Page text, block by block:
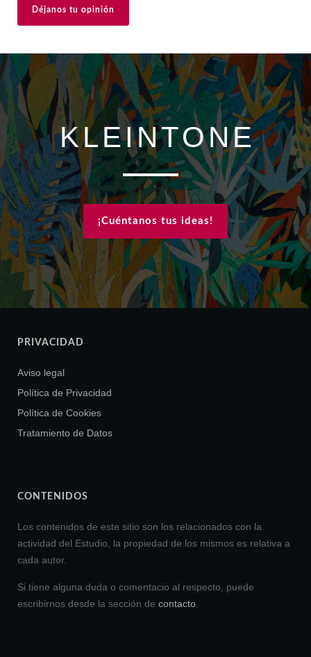
Déjanos tu opinión
KLEINTONE
¡Cuéntanos tus ideas!
PRIVACIDAD
Aviso legal
Política de Privacidad
Política de Cookies
Tratamiento de Datos
CONTENIDOS
Los contenidos de este sitio son los relacionados con la
actividad del Estudio, la propiedad de los mismos es relativa a
cada autor.
Si tiene alguna duda o comentacio al respecto, puede
escribirnos desde la sección de contacto